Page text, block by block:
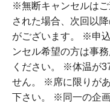
※無断キャンセルは
された場合、次回以
がございます。 ※申
ンセル希望の方は事
ください。 ※体温が
せん。 ※席に限りが
下さい。 ※同一の企